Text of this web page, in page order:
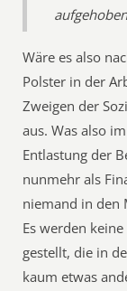
Wäre es also
Polster in der
Zweigen der
aus. Was also
Entlastung der
nunmehr als
niemand in den
Es werden
gestellt, die in
kaum etwas